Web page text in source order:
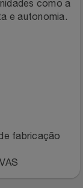
como a
e autonomia.
fabricação